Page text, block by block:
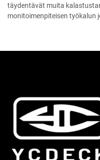
täydentävät muita
monitoimenpiteisen työkalun